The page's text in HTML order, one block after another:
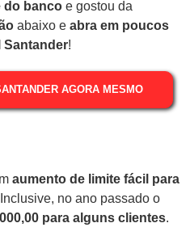
do banco e gostou da
abaixo e abra em poucos
Santander!
AGORA MESMO
aumento de limite fácil para
no ano passado o
para alguns clientes.